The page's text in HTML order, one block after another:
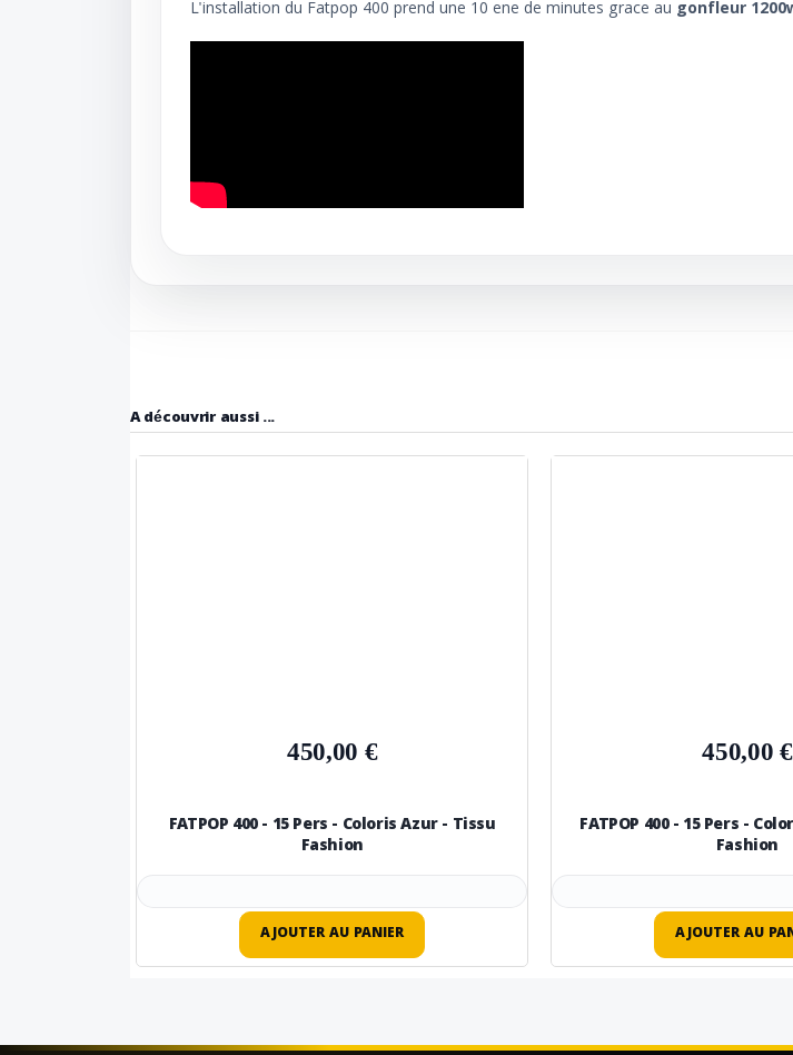
L'installation du Fatpop 400 prend une 10 ene de minutes grace au gonfleur
A découvrir aussi ...
450,00 €
FATPOP 400 - 15 Pers - Coloris Azur - Tissu
Fashion
AJOUTER AU PANIER
450,00 €
FATPOP 400 - 15 Pers -
Fashion
AJOUTER AU